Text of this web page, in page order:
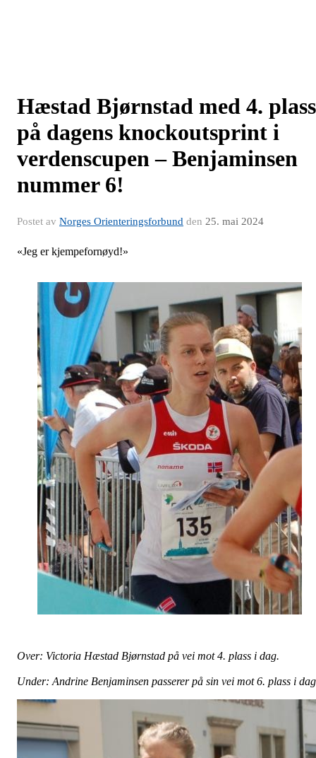
Hæstad Bjørnstad med 4. plass
på dagens knockoutsprint i
verdenscupen – Benjaminsen
nummer 6!
Postet av Norges Orienteringsforbund den 25. mai 2024
«Jeg er kjempefornøyd!»
Over: Victoria Hæstad Bjørnstad på vei mot 4. plass i dag.
Under: Andrine Benjaminsen passerer på sin vei mot 6. plass i